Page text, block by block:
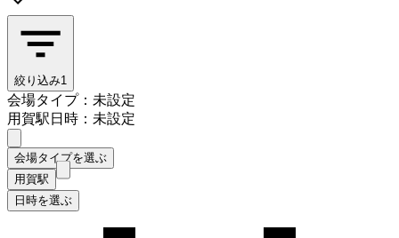
絞り込み1
会場タイプ：未設定
用賀駅日時：未設定
会場タイプを選ぶ
用賀駅
日時を選ぶ